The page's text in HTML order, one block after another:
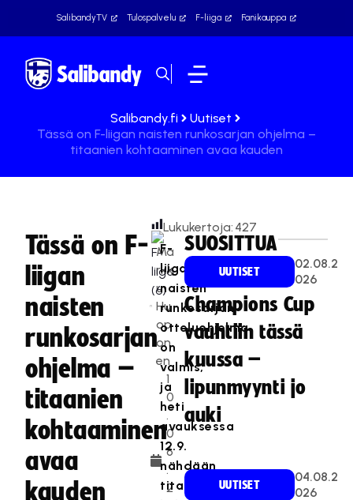
SalibandyTV Tulospalvelu F-liiga Fanikauppa
Salibandy.fi
Uutiset
Tässä on F-liigan naisten runkosarjan ohjelma –
titaanien kohtaaminen avaa kauden
Tässä on F-
liigan
naisten
runkosarjan
ohjelma –
titaanien
kohtaaminen
avaa
kauden
Ma
rkk
u
Hu
op
on
en
1
0
.
0
6
.
2
Lukukertoja: 427
F-
liigan
naisten
runkosarjan
otteluohjelma
on
valmis,
ja
heti
avauksessa
12.9.
nähdään
titaanien
SUOSITTUA
UUTISET
02.08.2
026
Champions Cup
vauhtiin tässä
kuussa –
lipunmyynti jo
auki
UUTISET
04.08.2
026